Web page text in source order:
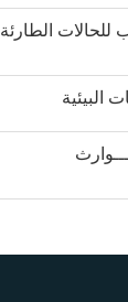
للحالات الطارئة
البيئية